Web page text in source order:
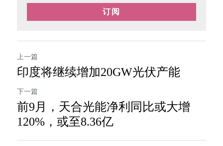
订阅
上一篇
印度将继续增加20GW光伏产能
下一篇
前9月，天合光能净利同比或大增
120%，或至8.36亿